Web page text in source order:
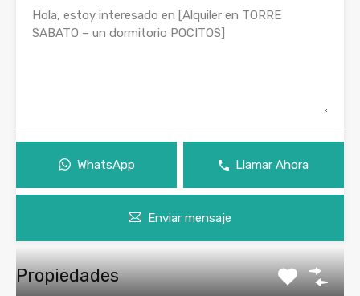
WhatsApp Llamar Ahora
Enviar mensaje
Propiedades